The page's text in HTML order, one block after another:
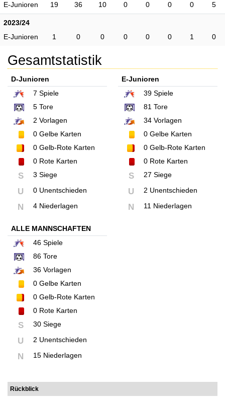
E-Junioren
19 36 10 0 0 0 0 5
2023/24
E-Junioren
1 0 0 0 0 0 1 0
Gesamtstatistik
D-Junioren
7 Spiele
5 Tore
2 Vorlagen
0 Gelbe Karten
0 Gelb-Rote Karten
0 Rote Karten
S 3 Siege
U 0 Unentschieden
N 4 Niederlagen
E-Junioren
39Spiele
81Tore
34Vorlagen
0Gelbe Karten
0Gelb-Rote Karten
0Rote Karten
S 27 Siege
U 2 Unentschieden
N 11 Niederlagen
ALLE MANNSCHAFTEN
46 Spiele
86 Tore
36 Vorlagen
0 Gelbe Karten
0 Gelb-Rote Karten
0 Rote Karten
S 30 Siege
U 2 Unentschieden
N 15 Niederlagen
Rückblick